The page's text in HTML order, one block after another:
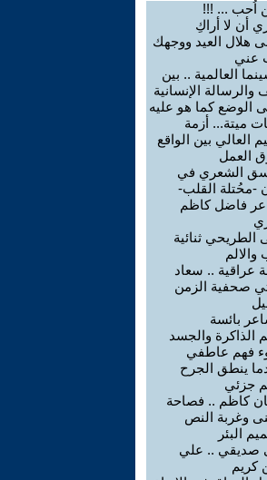
اُحب ... !!!
أن لا أراكِ
هلال العيد ووجهك
عني
العالمية .. بين
والرسالة الإنسانية
الوضع كما هو عليه
ميتة... أزمة
العالي بين الواقع
العمل
الشعري في
-محُتلة القلب-
فاضل كاظم
الطريحي ثنائية
والالم
عراقية .. سعاد
صحفية الزمن
بائسة
الذاكرة والجسد
فهم عاطفي
ينطق الجرح
جزئي
كاظم .. فصاحة
وغربة النص
البئر
صديقي .. علي